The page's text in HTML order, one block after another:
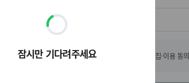
[선택] 보험료 계산 결과 발송을 위한 수집·이용 동의
딩
잠시만 기다려주세요